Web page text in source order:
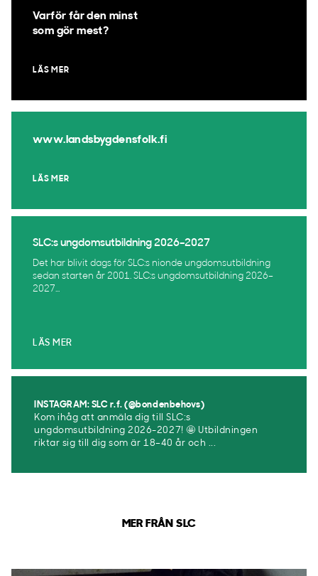
Varför får den minst
som gör mest?
LÄS MER
www.landsbygdensfolk.fi
LÄS MER
SLC:s ungdomsutbildning 2026–2027
Det har blivit dags för SLC:s nionde ungdomsutbildning
sedan starten år 2001. SLC:s ungdomsutbildning 2026–
2027...
LÄS MER
INSTAGRAM: SLC r.f. (@bondenbehovs)
Kom ihåg att anmäla dig till SLC:s
ungdomsutbildning 2026-2027! 🤩 Utbildningen
riktar sig till dig som är 18–40 år och ...
MER FRÅN SLC